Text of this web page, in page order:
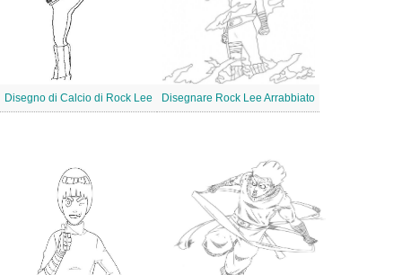
Disegno di Calcio di Rock Lee Disegnare Rock Lee Arrabbiato